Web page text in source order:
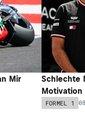
Mir
Schlechte
Motivation
FORMEL 1